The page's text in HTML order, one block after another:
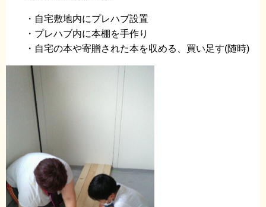
・自宅敷地内にプレハブ設置
・プレハブ内に本棚を手作り
・自宅の本や寄贈された本を収める、買い足す(随時)